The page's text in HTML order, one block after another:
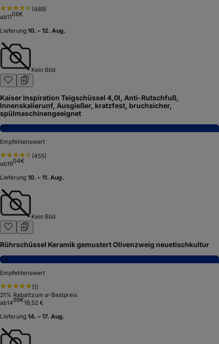
(489)
ab1106€
Lieferung 10. – 12. Aug.
Kein Bild
Kaiser Inspiration Teigschüssel 4,0l, Anti-Rutschfuß,
Innenskalierunf, Ausgießer, kratzfest, bruchsicher,
spülmaschinengeeignet
7,7
Empfehlenswert
(455)
ab1904€
Lieferung 10. – 11. Aug.
Kein Bild
Rührschüssel Keramik gemustert Olivenzweig neuetischkultur
7,5
Empfehlenswert
(1)
21% Rabattzum ⌀-Bestpreis
ab1489€16,52 €
Lieferung 14. – 17. Aug.